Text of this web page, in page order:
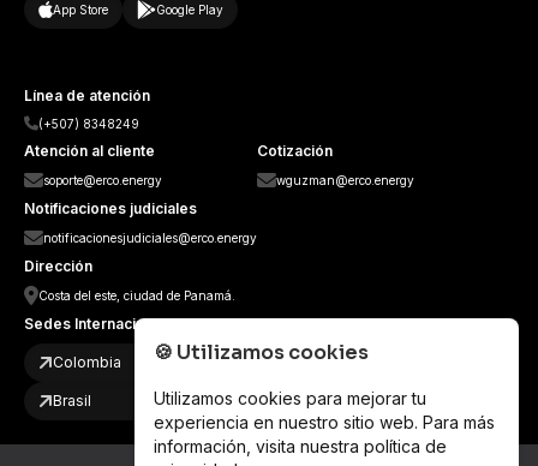
🍪 Utilizamos cookies
Utilizamos cookies para mejorar tu
experiencia en nuestro sitio web. Para más
información, visita nuestra política de
App Store Google Play
Línea de atención
(+507) 8348249
Atención al cliente
soporte@erco.energy
Notificaciones judiciales
notificacionesjudiciales@erco.energy
Cotización
wguzman@erco.energy
Dirección
Costa del este, ciudad de Panamá.
Sedes Internacionales
Colombia
Brasil